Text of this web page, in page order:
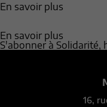
En savoir plus
En savoir plus
S'abonner à Solidarité,
16,